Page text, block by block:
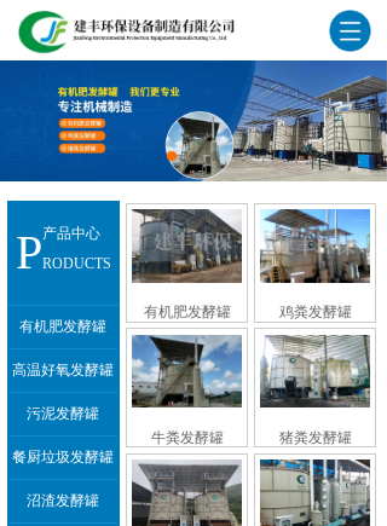
产品中心
PRODUCTS
有机肥发酵罐
高温好氧发酵罐
污泥发酵罐
餐厨垃圾发酵罐
沼渣发酵罐
有机肥发酵罐 鸡粪发酵罐
牛粪发酵罐 猪粪发酵罐